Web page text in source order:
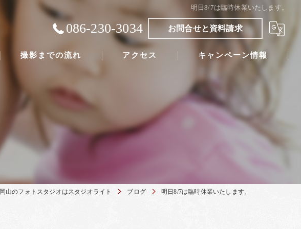
明日8/7は臨時休業いたします。
086-230-3034 お問合せと資料請求
撮影までの流れ アクセス キャンペーン情報
岡山のフォトスタジオはスタジオライト ブログ 明日8/7は臨時休業いたします。